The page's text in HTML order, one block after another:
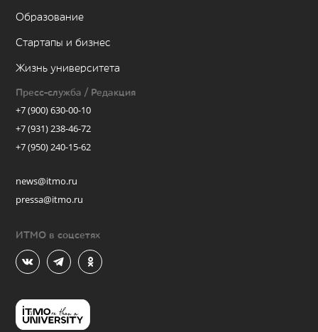
Образование
Стартапы и бизнес
Жизнь университета
Пресс-служба / Редакция
+7 (900) 630-00-10
+7 (931) 238-46-72
+7 (950) 240-15-62
news@itmo.ru
pressa@itmo.ru
ИТМО в соцсетях